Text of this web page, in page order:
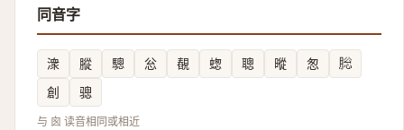
同音字
潨 䐫 驄 忩 䚎 䗓 聰 暰 怱
䶼
創
骢
与 囪 读音相同或相近